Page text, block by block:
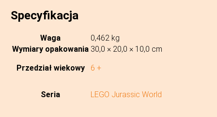
Specyfikacja
Waga
0,462 kg
Wymiary opakowania 30,0 × 20,0 × 10,0 cm
Przedział wiekowy 6 +
Seria LEGO Jurassic World